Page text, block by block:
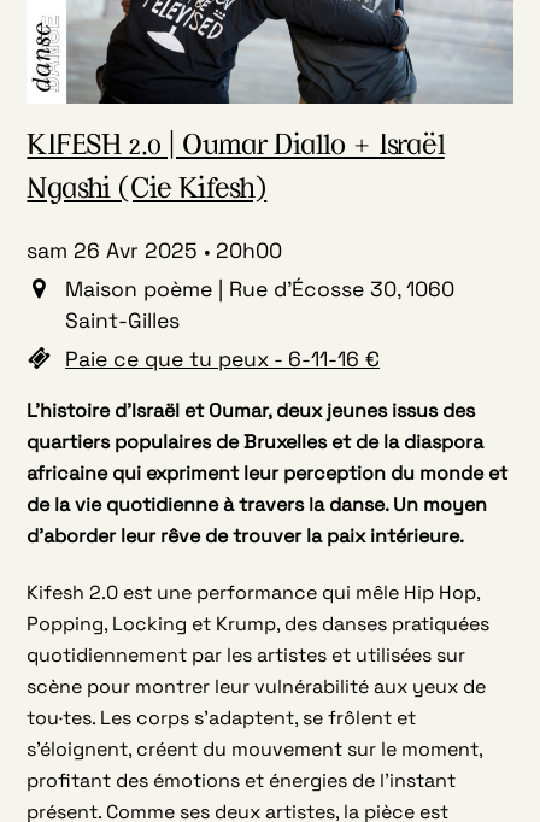
KIFESH 2.0 | Oumar Diallo + Israël
Ngashi (Cie Kifesh)
sam 26 Avr 2025
20h00
Maison poème | Rue d'Écosse 30, 1060
Saint-Gilles
Paie ce que tu peux - 6-11-16 €
L’histoire d’Israël et Oumar, deux jeunes issus des
quartiers populaires de Bruxelles et de la diaspora
africaine qui expriment leur perception du monde et
de la vie quotidienne à travers la danse. Un moyen
d’aborder leur rêve de trouver la paix intérieure.
Kifesh 2.0 est une performance qui mêle Hip Hop,
Popping, Locking et Krump, des danses pratiquées
quotidiennement par les artistes et utilisées sur
scène pour montrer leur vulnérabilité aux yeux de
tou·tes. Les corps s’adaptent, se frôlent et
s’éloignent, créent du mouvement sur le moment,
profitant des émotions et énergies de l’instant
présent. Comme ses deux artistes, la pièce est